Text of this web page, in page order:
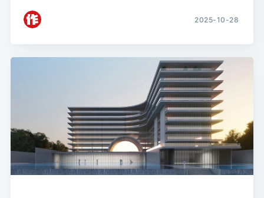
2025-10-28